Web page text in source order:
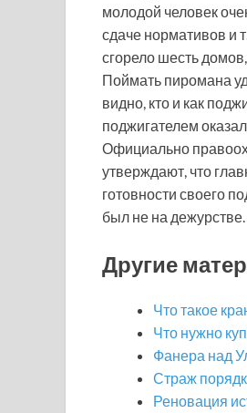
молодой человек
сдаче нормативов и
сгорело шесть
Поймать пиромана
видно, кто и как
поджигателем
Официально
утверждают, что
готовности своего
был не на дежурстве.
Другие
Что такое
Что нужно
Фанера над
Страж
Реновация